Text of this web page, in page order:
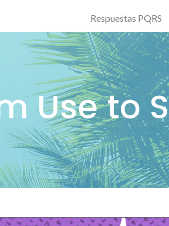
Respuestas PQRS
Use to